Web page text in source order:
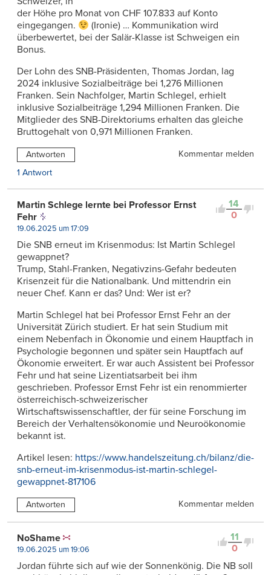
der Höhe pro Monat von CHF 107.833 auf Konto
eingegangen.
(Ironie) … Kommunikation wird
überbewertet, bei der Salär-Klasse ist Schweigen ein
Bonus.
Der Lohn des SNB-Präsidenten, Thomas Jordan, lag
2024 inklusive Sozialbeiträge bei 1,276 Millionen
Franken. Sein Nachfolger, Martin Schlegel, erhielt
inklusive Sozialbeiträge 1,294 Millionen Franken. Die
Mitglieder des SNB-Direktoriums erhalten das gleiche
Bruttogehalt von 0,971 Millionen Franken.
Antworten
Kommentar melden
1 Antwort
14
0
Martin Schlege lernte bei Professor Ernst
Fehr
19.06.2025 um 17:09
Die SNB erneut im Krisenmodus: Ist Martin Schlegel
gewappnet?
Trump, Stahl-Franken, Negativzins-Gefahr bedeuten
Krisenzeit für die Nationalbank. Und mittendrin ein
neuer Chef. Kann er das? Und: Wer ist er?
Martin Schlegel hat bei Professor Ernst Fehr an der
Universität Zürich studiert. Er hat sein Studium mit
einem Nebenfach in Ökonomie und einem Hauptfach in
Psychologie begonnen und später sein Hauptfach auf
Ökonomie erweitert. Er war auch Assistent bei Professor
Fehr und hat seine Lizentiatsarbeit bei ihm
geschrieben. Professor Ernst Fehr ist ein renommierter
österreichisch-schweizerischer
Wirtschaftswissenschaftler, der für seine Forschung im
Bereich der Verhaltensökonomie und Neuroökonomie
bekannt ist.
Artikel lesen: https://www.handelszeitung.ch/bilanz/die-
snb-erneut-im-krisenmodus-ist-martin-schlegel-
gewappnet-817106
Antworten Kommentar melden
11
0
NoShame
19.06.2025 um 19:06
Jordan führte sich auf wie der Sonnenkönig. Die NB soll